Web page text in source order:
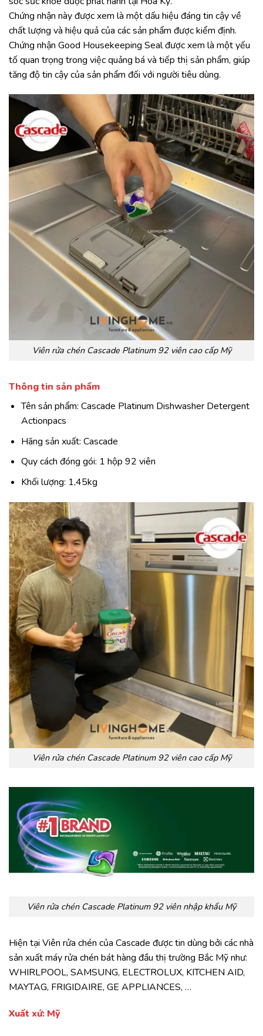
Chứng nhận này được xem là một dấu hiệu đáng tin cậy về
chất lượng và hiệu quả của các sản phẩm được kiểm định.
Chứng nhận Good Housekeeping Seal được xem là một yếu
tố quan trọng trong việc quảng bá và tiếp thị sản phẩm, giúp
tăng độ tin cậy của sản phẩm đối với người tiêu dùng.
Viên rửa chén Cascade Platinum 92 viên cao cấp Mỹ
Thông tin sản phẩm
Tên sản phẩm: Cascade Platinum Dishwasher Detergent
Actionpacs
Hãng sản xuất: Cascade
Quy cách đóng gói: 1 hộp 92 viên
Khối lượng: 1,45kg
Viên rửa chén Cascade Platinum 92 viên cao cấp Mỹ
Viên rửa chén Cascade Platinum 92 viên nhập khẩu Mỹ
Hiện tại Viên rửa chén của Cascade được tin dùng bởi các nhà
sản xuất máy rửa chén bát hàng đầu thị trường Bắc Mỹ như:
WHIRLPOOL, SAMSUNG, ELECTROLUX, KITCHEN AID,
MAYTAG, FRIGIDAIRE, GE APPLIANCES, …
Xuất xứ: Mỹ